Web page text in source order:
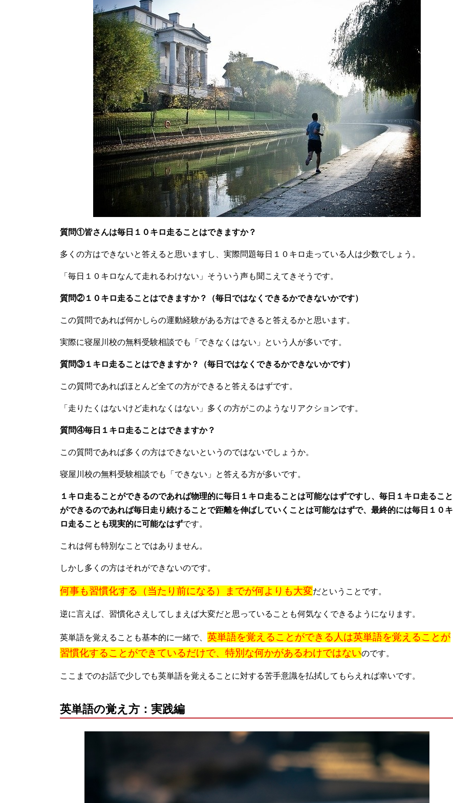
質問①皆さんは毎日１０キロ走ることはできますか？
多くの方はできないと答えると思いますし、実際問題毎日１０キロ走っている人は少数でしょう。
「毎日１０キロなんて走れるわけない」そういう声も聞こえてきそうです。
質問②１０キロ走ることはできますか？（毎日ではなくできるかできないかです）
この質問であれば何かしらの運動経験がある方はできると答えるかと思います。
実際に寝屋川校の無料受験相談でも「できなくはない」という人が多いです。
質問③１キロ走ることはできますか？（毎日ではなくできるかできないかです）
この質問であればほとんど全ての方ができると答えるはずです。
「走りたくはないけど走れなくはない」多くの方がこのようなリアクションです。
質問④毎日１キロ走ることはできますか？
この質問であれば多くの方はできないというのではないでしょうか。
寝屋川校の無料受験相談でも「できない」と答える方が多いです。
１キロ走ることができるのであれば物理的に毎日１キロ走ることは可能なはずですし、毎日１キロ走ること
ができるのであれば毎日走り続けることで距離を伸ばしていくことは可能なはずで、最終的には毎日１０キ
ロ走ることも現実的に可能なはずです。
これは何も特別なことではありません。
しかし多くの方はそれができないのです。
何事も習慣化する（当たり前になる）までが何よりも大変だということです。
逆に言えば、習慣化さえしてしまえば大変だと思っていることも何気なくできるようになります。
英単語を覚えることも基本的に一緒で、 英単語を覚えることができる人は英単語を覚えることが
習慣化することができているだけで、特別な何かがあるわけではないのです。
ここまでのお話で少しでも英単語を覚えることに対する苦手意識を払拭してもらえれば幸いです。
英単語の覚え方：実践編